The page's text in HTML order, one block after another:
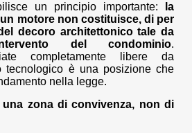
un principio importante:
la
motore non costituisce, di per
decoro architettonico tale da
del condominio.
completamente libere da
tecnologico è una posizione che
nella legge.
una zona di convivenza, non di